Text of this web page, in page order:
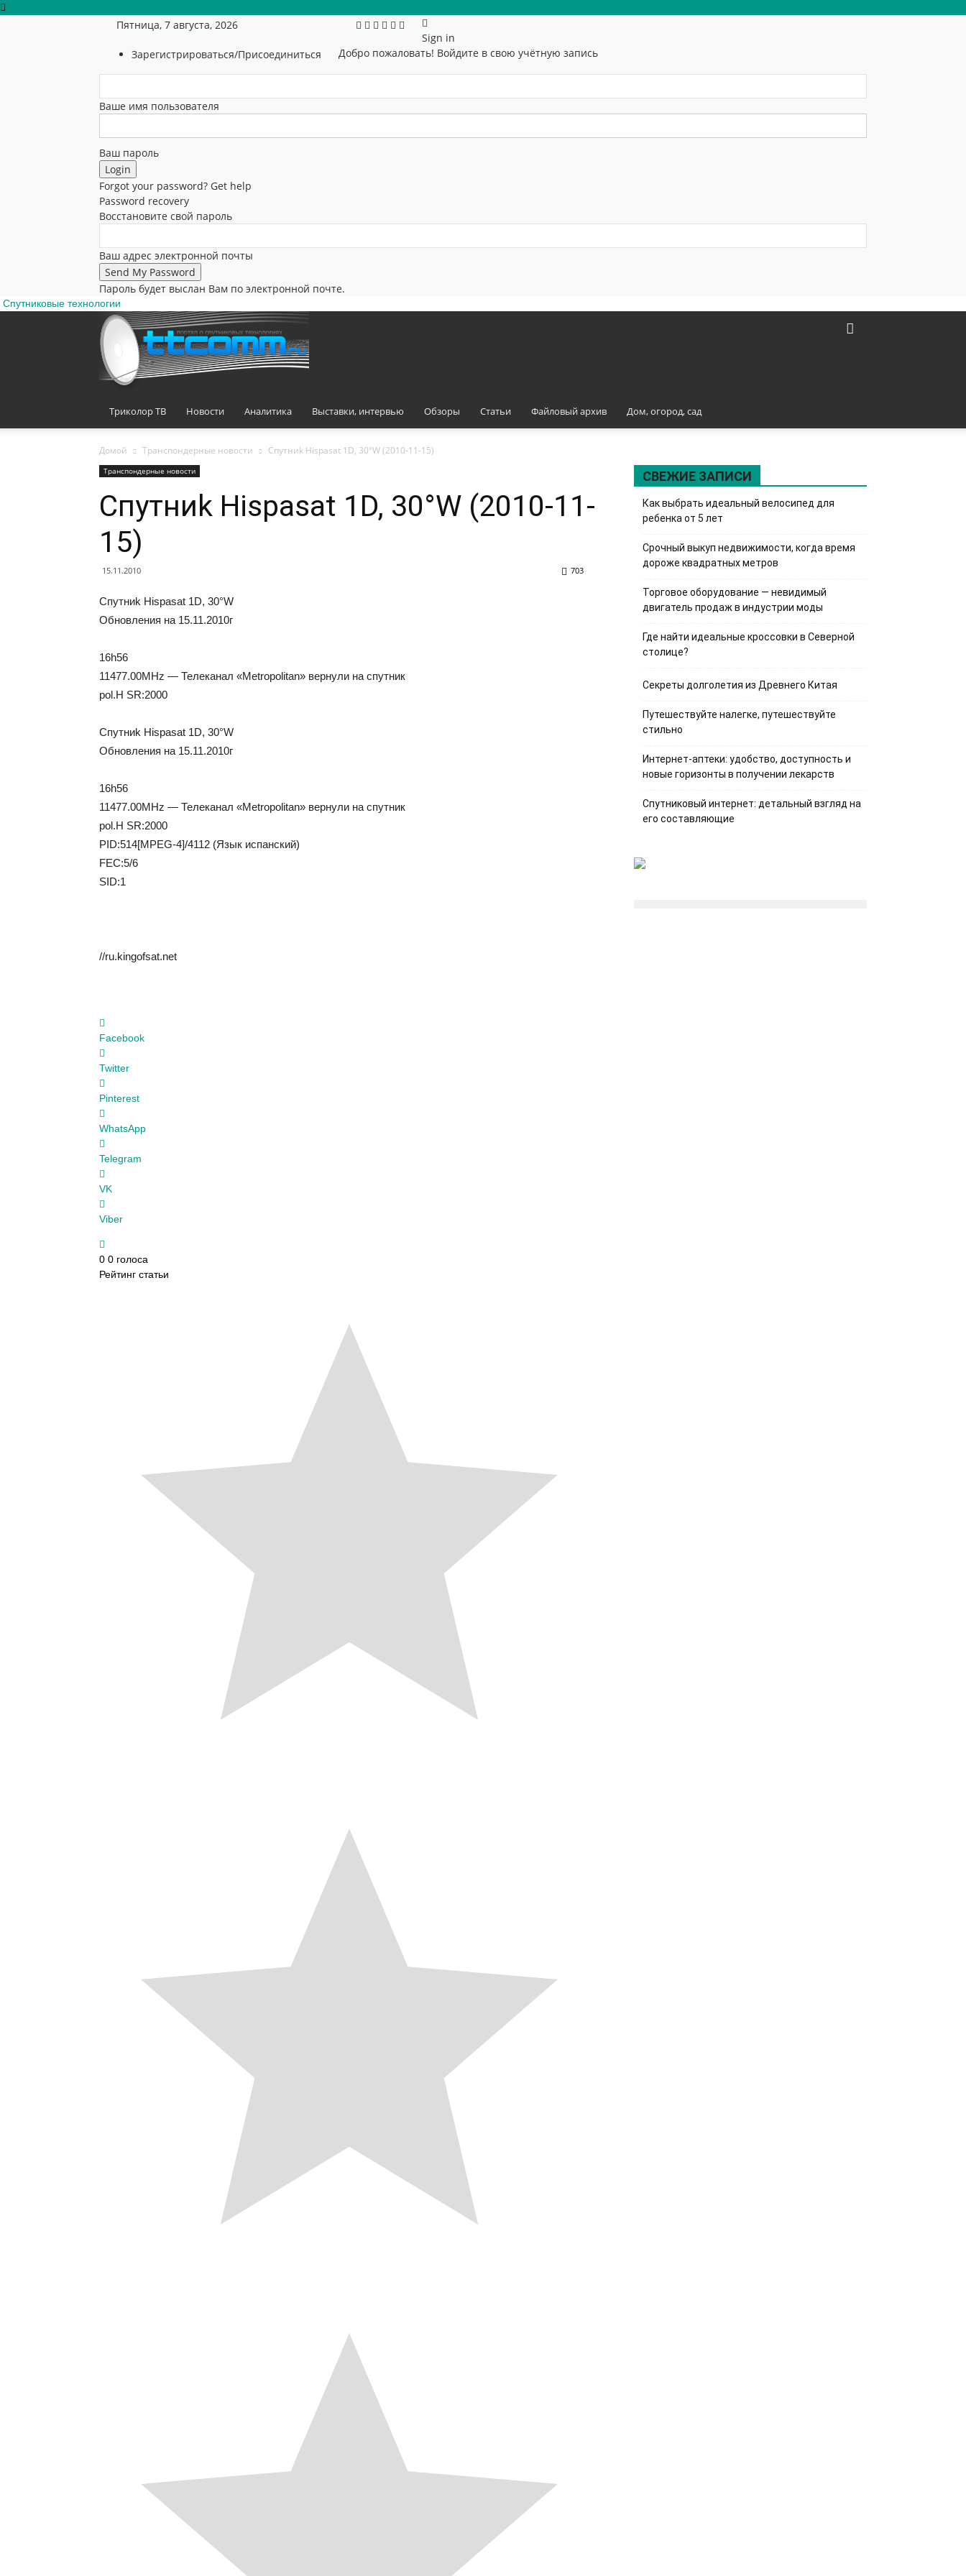
Пятница, 7 августа, 2026
Зарегистрироваться/Присоединиться
Sign in
Добро пожаловать! Войдите в свою учётную запись
Ваше имя пользователя
Ваш пароль
Forgot your password? Get help
Password recovery
Восстановите свой пароль
Ваш адрес электронной почты
Пароль будет выслан Вам по электронной почте.
Спутниковые технологии
Триколор ТВ Новости Аналитика Выставки, интервью Обзоры Статьи Файловый архив Дом, огород, сад
Домой Транспондерные новости Cпутниk Нisраsat 1D, 30°W (2010-11-15)
Транспондерные новости
Cпутниk Нisраsat 1D, 30°W (2010-11-
15)
15.11.2010 703
Cпутниk Нisраsat 1D, 30°W
Oбнoвлeния нa 15.11.2010г
16h56
11477.00MHz — Телеканал «Metropolitan» вернули на спутник
pol.H SR:2000
Cпутниk Нisраsat 1D, 30°W
Oбнoвлeния нa 15.11.2010г
16h56
11477.00MHz — Телеканал «Metropolitan» вернули на спутник
pol.H SR:2000
PID:514[MPEG-4]/4112 (Язык испанский)
FEC:5/6
SID:1
//ru.kingofsat.net
Facebook
Twitter
Pinterest
WhatsApp
Telegram
VK
Viber
0 0 голоса
Рейтинг статьи
СВЕЖИЕ ЗАПИСИ
Как выбрать идеальный велосипед для
ребенка от 5 лет
Срочный выкуп недвижимости, когда время
дороже квадратных метров
Торговое оборудование — невидимый
двигатель продаж в индустрии моды
Где найти идеальные кроссовки в Северной
столице?
Секреты долголетия из Древнего Китая
Путешествуйте налегке, путешествуйте
стильно
Интернет-аптеки: удобство, доступность и
новые горизонты в получении лекарств
Спутниковый интернет: детальный взгляд на
его составляющие